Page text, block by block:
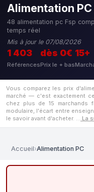
Alimentation
48 alimentation pc Fsp
temps réel
Mis à jour le 07/08/2026
1 403
Références
dès 0€
Prix le + bas
15+
Vous comparez les prix
marché — c'est exactement
chez plus de 15 marchands
modulaire, l'écart entre
le savoir avant d'acheter. … La
Accueil›Alimentation PC